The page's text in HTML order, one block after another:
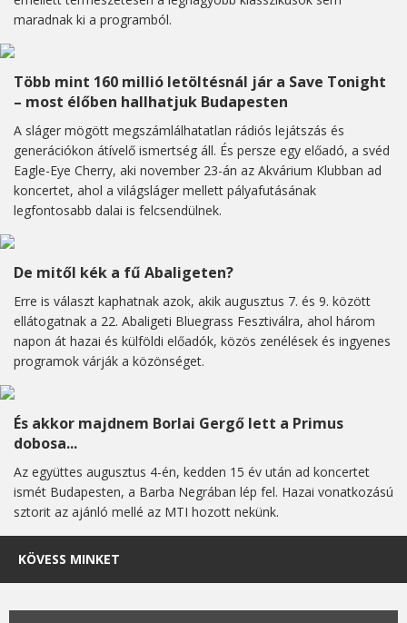
maradnak ki a programból.
Több mint 160 millió letöltésnál jár a Save Tonight
– most élőben hallhatjuk Budapesten
A sláger mögött megszámlálhatatlan rádiós lejátszás és
generációkon átívelő ismertség áll. És persze egy előadó, a svéd
Eagle-Eye Cherry, aki november 23-án az Akvárium Klubban ad
koncertet, ahol a világsláger mellett pályafutásának
legfontosabb dalai is felcsendülnek.
De mitől kék a fű Abaligeten?
Erre is választ kaphatnak azok, akik augusztus 7. és 9. között
ellátogatnak a 22. Abaligeti Bluegrass Fesztiválra, ahol három
napon át hazai és külföldi előadók, közös zenélések és ingyenes
programok várják a közönséget.
És akkor majdnem Borlai Gergő lett a Primus
dobosa...
Az együttes augusztus 4-én, kedden 15 év után ad koncertet
ismét Budapesten, a Barba Negrában lép fel. Hazai vonatkozású
sztorit az ajánló mellé az MTI hozott nekünk.
KÖVESS MINKET